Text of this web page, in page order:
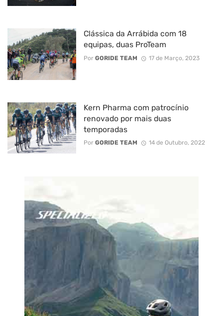
Clássica da Arrábida com 18
equipas, duas ProTeam
Por GORIDE TEAM 17 de Março, 2023
Kern Pharma com patrocínio
renovado por mais duas
temporadas
Por GORIDE TEAM 14 de Outubro, 2022